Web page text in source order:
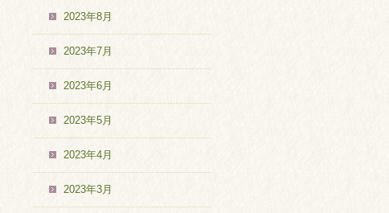
2023年8月
2023年7月
2023年6月
2023年5月
2023年4月
2023年3月